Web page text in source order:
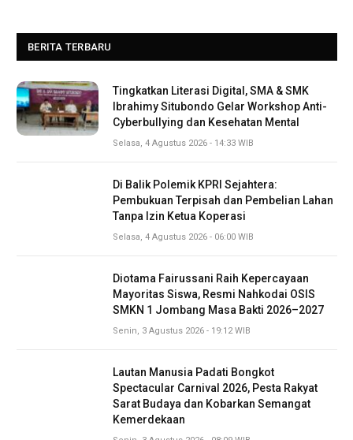
BERITA TERBARU
Tingkatkan Literasi Digital, SMA & SMK
Ibrahimy Situbondo Gelar Workshop Anti-
Cyberbullying dan Kesehatan Mental
Selasa, 4 Agustus 2026 - 14:33 WIB
Di Balik Polemik KPRI Sejahtera:
Pembukuan Terpisah dan Pembelian Lahan
Tanpa Izin Ketua Koperasi
Selasa, 4 Agustus 2026 - 06:00 WIB
Diotama Fairussani Raih Kepercayaan
Mayoritas Siswa, Resmi Nahkodai OSIS
SMKN 1 Jombang Masa Bakti 2026–2027
Senin, 3 Agustus 2026 - 19:12 WIB
Lautan Manusia Padati Bongkot
Spectacular Carnival 2026, Pesta Rakyat
Sarat Budaya dan Kobarkan Semangat
Kemerdekaan